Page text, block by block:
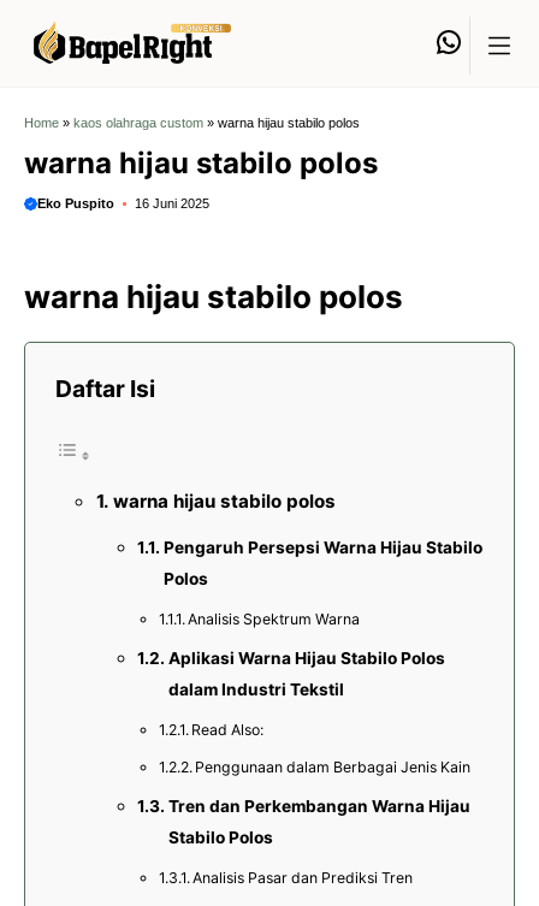
Home » kaos olahraga custom » warna hijau stabilo polos
warna hijau stabilo polos
Eko Puspito 16 Juni 2025
warna hijau stabilo polos
Daftar Isi
warna hijau stabilo polos
Pengaruh Persepsi Warna Hijau Stabilo
Polos
Analisis Spektrum Warna
Aplikasi Warna Hijau Stabilo Polos
dalam Industri Tekstil
Read Also:
Penggunaan dalam Berbagai Jenis Kain
Tren dan Perkembangan Warna Hijau
Stabilo Polos
Analisis Pasar dan Prediksi Tren